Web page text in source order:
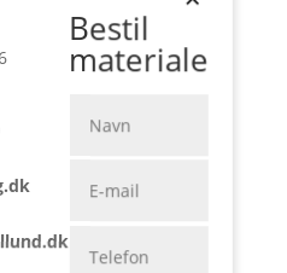
fyldt med liv, glade
fællesskab. Nu er fase 2
af dette attraktive
fra starten af områdets
I skal slå til.
Alrune 2-plan
Bestil
materiale